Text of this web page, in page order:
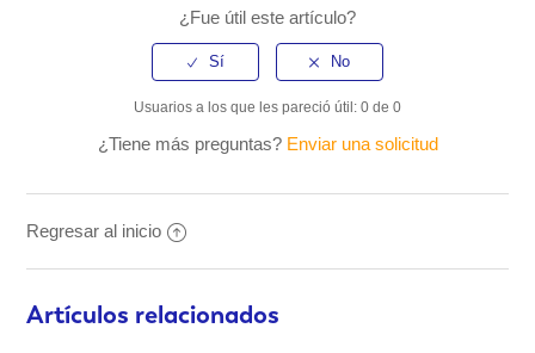
¿Fue útil este artículo?
Usuarios a los que les pareció útil: 0 de 0
¿Tiene más preguntas? Enviar una solicitud
Regresar al inicio
Artículos relacionados